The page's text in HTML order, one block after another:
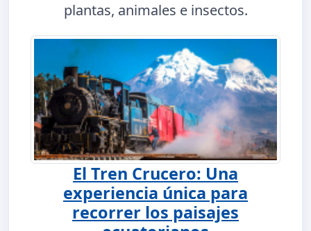
plantas, animales e insectos.
El Tren Crucero: Una
experiencia única para
recorrer los paisajes